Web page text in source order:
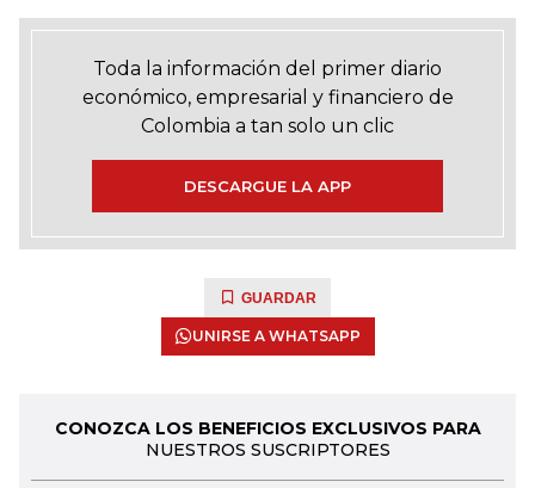
Toda la información del primer diario
económico, empresarial y financiero de
Colombia a tan solo un clic
DESCARGUE LA APP
GUARDAR
UNIRSE A WHATSAPP
CONOZCA LOS BENEFICIOS EXCLUSIVOS PARA
NUESTROS SUSCRIPTORES